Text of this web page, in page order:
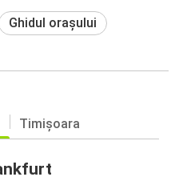
Ghidul orașului
Timișoara